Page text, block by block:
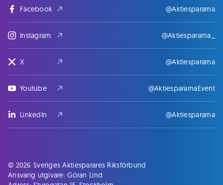
Facebook @Aktiespararna
Instagram @Aktiespararna_
X @Aktiespararna
Youtube @AktiespararnaEvent
LinkedIn @Aktiespararna
© 2026 Sveriges Aktiesparares Riksförbund
Ansvarig utgivare: Göran Lind